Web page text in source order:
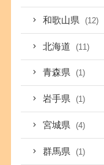
和歌山県 (12)
北海道 (11)
青森県 (1)
岩手県 (1)
宮城県 (4)
群馬県 (1)